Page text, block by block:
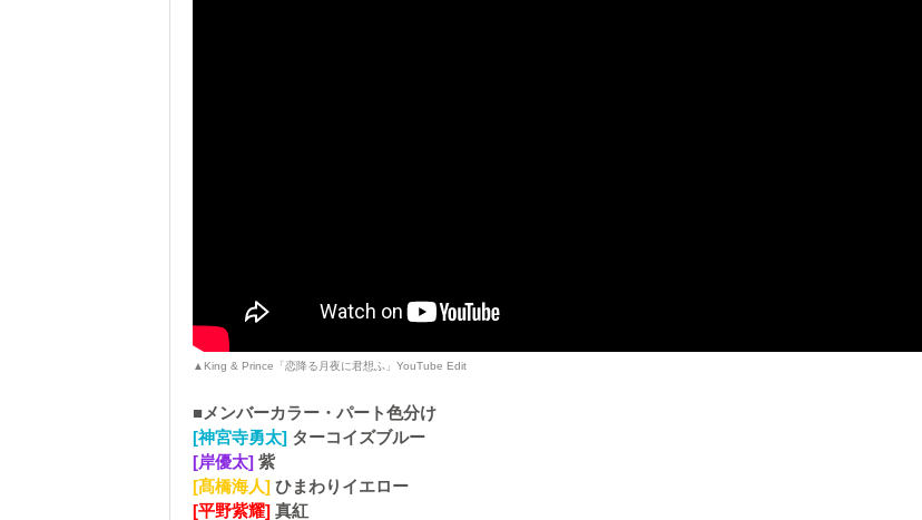
▲King & Prince「恋降る月夜に君想ふ」YouTube Edit
■メンバーカラー・パート色分け
[神宮寺勇太] ターコイズブルー
[岸優太] 紫
[髙橋海人] ひまわりイエロー
[平野紫耀] 真紅